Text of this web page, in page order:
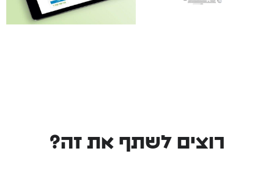
רוצים לשתף את זה?